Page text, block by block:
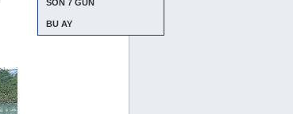
SON 7 GÜN
BU AY